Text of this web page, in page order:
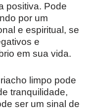
positiva. Pode
por um
e espiritual, se
e
em sua vida.
limpo pode
tranquilidade,
ser um sinal de